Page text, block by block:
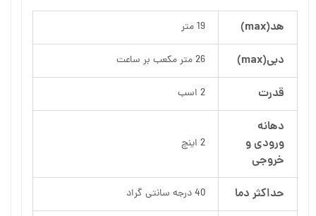
هد(max) 19 متر
دبی(max) 26 متر مکعب بر ساعت
قدرت 2 اسب
دهانه
ورودی و
خروجی
2 اینچ
حداکثر دما 40 درجه سانتی گراد